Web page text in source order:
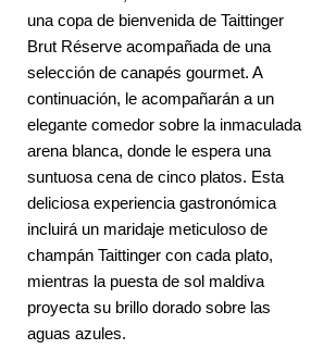
de estancias
prolongadas.
OFERTAS
ESPECIALE
S
[ 18 de
diciembre de
una copa de bienvenida de Taittinger
Brut Réserve acompañada de una
selección de canapés gourmet. A
continuación, le acompañarán a un
elegante comedor sobre la inmaculada
arena blanca, donde le espera una
suntuosa cena de cinco platos. Esta
deliciosa experiencia gastronómica
incluirá un maridaje meticuloso de
champán Taittinger con cada plato,
mientras la puesta de sol maldiva
proyecta su brillo dorado sobre las
aguas azules.